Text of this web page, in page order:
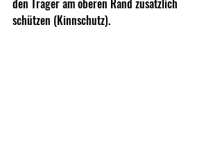
schützen (Kinnschutz).